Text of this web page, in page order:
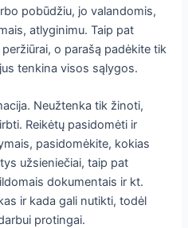
pobūdžiu, jo valandomis,
atlyginimu. Taip pat
o parašą padėkite tik
tenkina visos sąlygos.
Neužtenka tik žinoti,
Reikėtų pasidomėti ir
pasidomėkite, kokias
užsieniečiai, taip pat
dokumentais ir kt.
ir kada gali nutikti, todėl
protingai.